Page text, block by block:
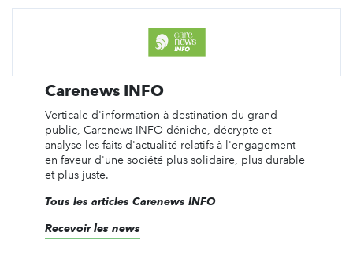
Carenews INFO
Verticale d'information à destination du grand
public, Carenews INFO déniche, décrypte et
analyse les faits d'actualité relatifs à l'engagement
en faveur d'une société plus solidaire, plus durable
et plus juste.
Tous les articles Carenews INFO
Recevoir les news